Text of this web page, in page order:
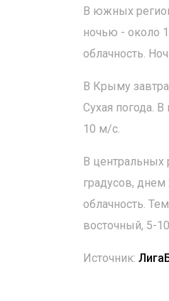
В южных
ночью - около
облачность.
В Крыму
Сухая погода.
10 м/с.
В центральных
градусов, днем
облачность.
восточный, 5-
Источник: